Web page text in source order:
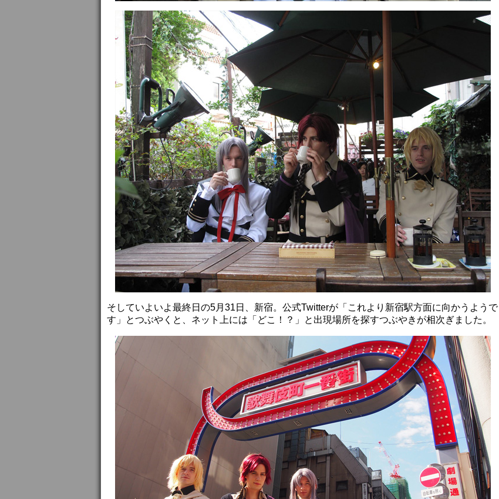
そしていよいよ最終日の5月31日、新宿。公式Twitterが「これより新宿駅方面に向かうようで
す」とつぶやくと、ネット上には「どこ！？」と出現場所を探すつぶやきが相次ぎました。